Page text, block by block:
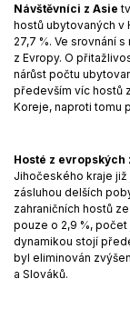
Návštěvníci z Asie
hostů ubytovaných v
27,7 %. Ve srovnání
z Evropy. O
nárůst počtu
především víc hostů
Koreje, naproti tomu
Hosté z evropských
Jihočeského kraje
zásluhou delších
zahraničních hostů
pouze o 2,9 %,
dynamikou stojí
byl eliminován
a Slováků.